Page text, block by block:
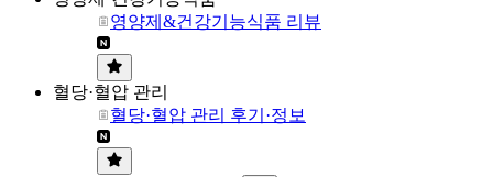
영양제&건강기능식품 리뷰
혈당·혈압 관리
혈당·혈압 관리 후기·정보